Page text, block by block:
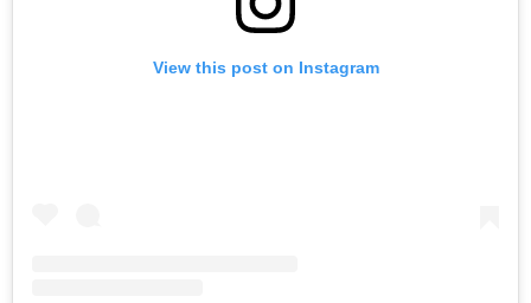
View this post on Instagram